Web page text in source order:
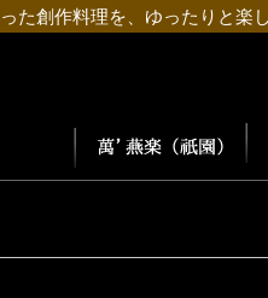
た創作料理を、ゆったりと楽